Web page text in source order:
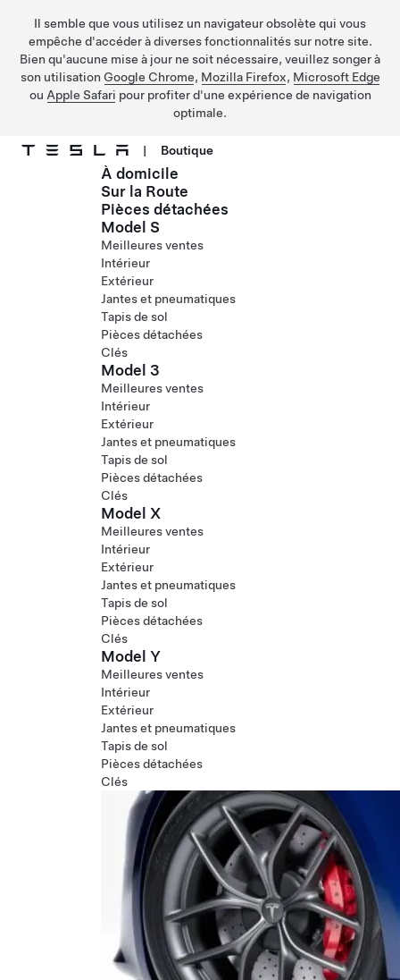
Il semble que vous utilisez un navigateur obsolète qui vous
empêche d'accéder à diverses fonctionnalités sur notre site.
Bien qu'aucune mise à jour ne soit nécessaire, veuillez songer à
son utilisation Google Chrome, Mozilla Firefox, Microsoft Edge
ou Apple Safari pour profiter d'une expérience de navigation
optimale.
Passer au contenu principal
| Boutique
À domicile
Sur la Route
Pièces détachées
Model S
Meilleures ventes
Intérieur
Extérieur
Jantes et pneumatiques
Tapis de sol
Pièces détachées
Clés
Model 3
Meilleures ventes
Intérieur
Extérieur
Jantes et pneumatiques
Tapis de sol
Pièces détachées
Clés
Model X
Meilleures ventes
Intérieur
Extérieur
Jantes et pneumatiques
Tapis de sol
Pièces détachées
Clés
Model Y
Meilleures ventes
Intérieur
Extérieur
Jantes et pneumatiques
Tapis de sol
Pièces détachées
Clés